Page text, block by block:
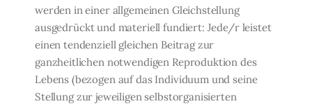
werden in einer allgemeinen Gleichstellung
ausgedrückt und materiell fun­diert: Jede/r leistet
einen tendenziell gleichen Beitrag zur
ganzheitlichen notwendigen Reproduktion des
Lebens (bezogen auf das Individuum und seine
Stellung zur jeweili­gen selbstorganisierten